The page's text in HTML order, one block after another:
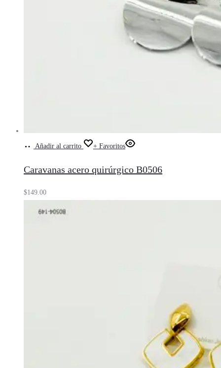
Añadir al carrito + Favoritos
Caravanas acero quirúrgico B0506
$149.00